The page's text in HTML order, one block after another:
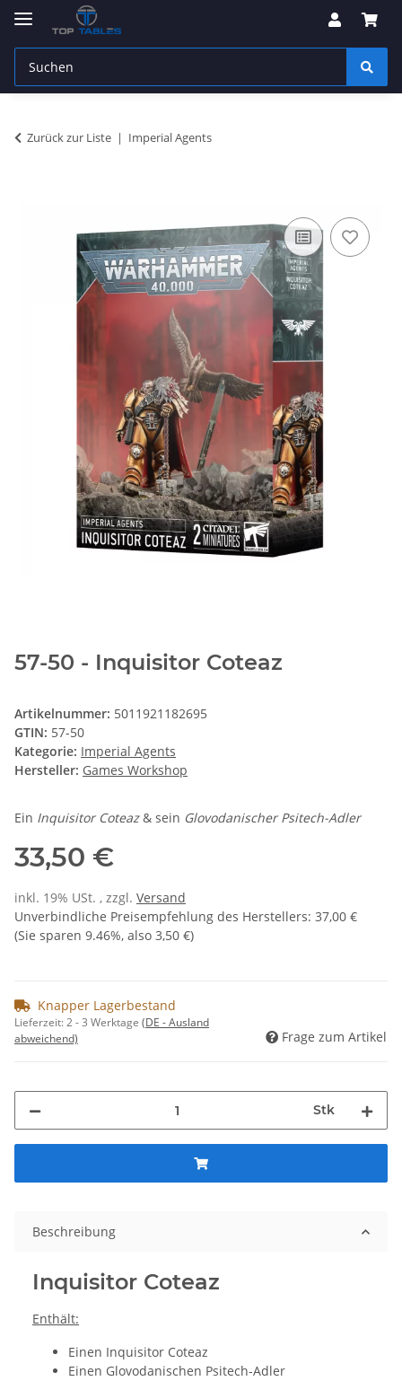
Zurück zur Liste Imperial Agents
57-50 - Inquisitor Coteaz
Artikelnummer: 5011921182695
GTIN: 57-50
Kategorie: Imperial Agents
Hersteller: Games Workshop
Ein Inquisitor Coteaz& sein Glovodanischer Psitech-Adler
33,50 €
inkl. 19% USt. , zzgl. Versand
Unverbindliche Preisempfehlung des Herstellers: 37,00 €
(Sie sparen 9.46%, also 3,50 €)
Knapper Lagerbestand
Lieferzeit:2 - 3 Werktage (DE - Ausland
abweichend)
Frage zum Artikel
Stk
Beschreibung
Inquisitor Coteaz
Enthält:
Einen Inquisitor Coteaz
Einen Glovodanischen Psitech-Adler